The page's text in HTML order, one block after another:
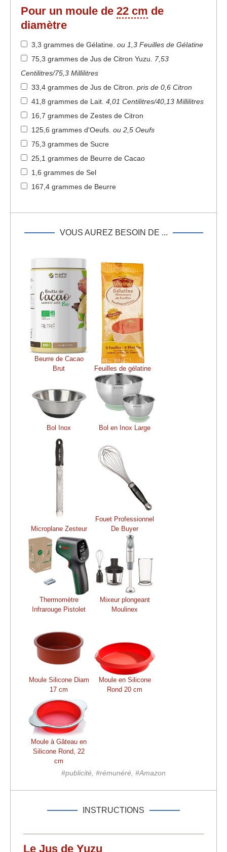
Pour un moule de 22 cm de
diamètre
3,3 grammes de Gélatine. ou 1,3 Feuilles de Gélatine
75,3 grammes de Jus de Citron Yuzu. 7,53
Centilitres/75,3 Millilitres
33,4 grammes de Jus de Citron. pris de 0,6 Citron
41,8 grammes de Lait. 4,01 Centilitres/40,13 Millilitres
16,7 grammes de Zestes de Citron
125,6 grammes d'Oeufs. ou 2,5 Oeufs
75,3 grammes de Sucre
25,1 grammes de Beurre de Cacao
1,6 grammes de Sel
167,4 grammes de Beurre
VOUS AUREZ BESOIN DE ...
Beurre de Cacao
Brut
Feuilles de gélatine
Bol Inox Bol en Inox Large
Microplane Zesteur
Fouet Professionnel
De Buyer
Thermomètre
Infrarouge Pistolet
Mixeur plongeant
Moulinex
Moule Silicone Diam
17 cm
Moule en Silicone
Rond 20 cm
Moule à Gâteau en
Silicone Rond, 22
cm
#publicité, #rémunéré, #Amazon
INSTRUCTIONS
Le Jus de Yuzu